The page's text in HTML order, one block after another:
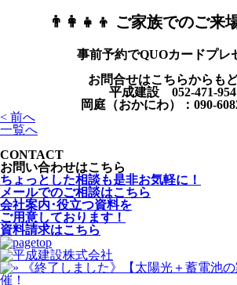
👨‍👩‍👧‍👦 ご家族でのご来
事前予約でQUOカードプレ
お問合せはこちらからも
平成建設 052-471-
岡庭（おかにわ）：090-
< 前へ
一覧へ
CONTACT
お問い合わせはこちら
ちょっとした相談も是非お気軽に！
メールでのご相談はこちら
会社案内･役立つ資料を
ご用意しております！
資料請求はこちら